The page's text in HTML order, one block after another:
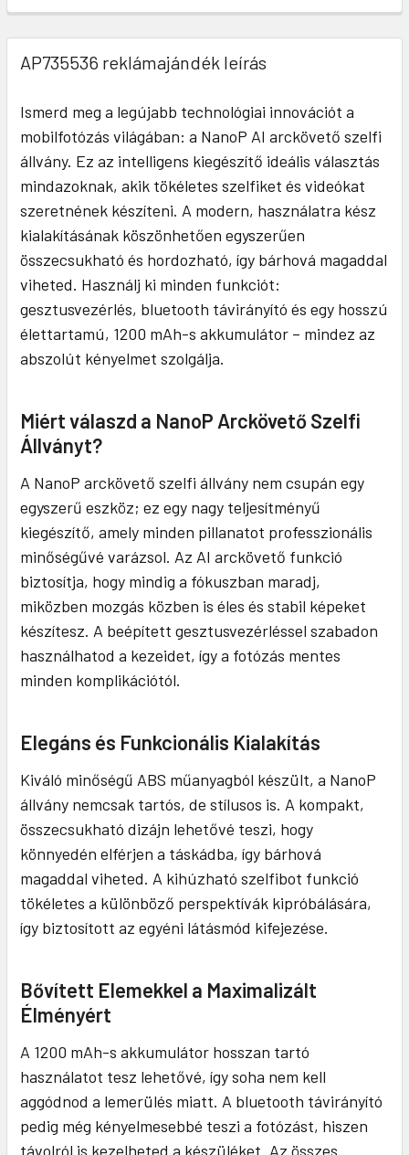
AP735536 reklámajándék leírás
Ismerd meg a legújabb technológiai innovációt a
mobilfotózás világában: a NanoP AI arckövető szelfi
állvány. Ez az intelligens kiegészítő ideális választás
mindazoknak, akik tökéletes szelfiket és videókat
szeretnének készíteni. A modern, használatra kész
kialakításának köszönhetően egyszerűen
összecsukható és hordozható, így bárhová magaddal
viheted. Használj ki minden funkciót:
gesztusvezérlés, bluetooth távirányító és egy hosszú
élettartamú, 1200 mAh-s akkumulátor – mindez az
abszolút kényelmet szolgálja.
Miért válaszd a NanoP Arckövető Szelfi
Állványt?
A NanoP arckövető szelfi állvány nem csupán egy
egyszerű eszköz; ez egy nagy teljesítményű
kiegészítő, amely minden pillanatot professzionális
minőségűvé varázsol. Az AI arckövető funkció
biztosítja, hogy mindig a fókuszban maradj,
miközben mozgás közben is éles és stabil képeket
készítesz. A beépített gesztusvezérléssel szabadon
használhatod a kezeidet, így a fotózás mentes
minden komplikációtól.
Elegáns és Funkcionális Kialakítás
Kiváló minőségű ABS műanyagból készült, a NanoP
állvány nemcsak tartós, de stílusos is. A kompakt,
összecsukható dizájn lehetővé teszi, hogy
könnyedén elférjen a táskádba, így bárhová
magaddal viheted. A kihúzható szelfibot funkció
tökéletes a különböző perspektívák kipróbálására,
így biztosított az egyéni látásmód kifejezése.
Bővített Elemekkel a Maximalizált
Élményért
A 1200 mAh-s akkumulátor hosszan tartó
használatot tesz lehetővé, így soha nem kell
aggódnod a lemerülés miatt. A bluetooth távirányító
pedig még kényelmesebbé teszi a fotózást, hiszen
távolról is kezelheted a készüléket. Az összes